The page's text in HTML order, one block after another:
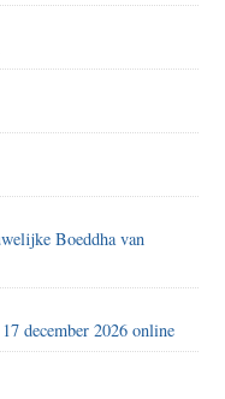
Boeddha van
december 2026 online